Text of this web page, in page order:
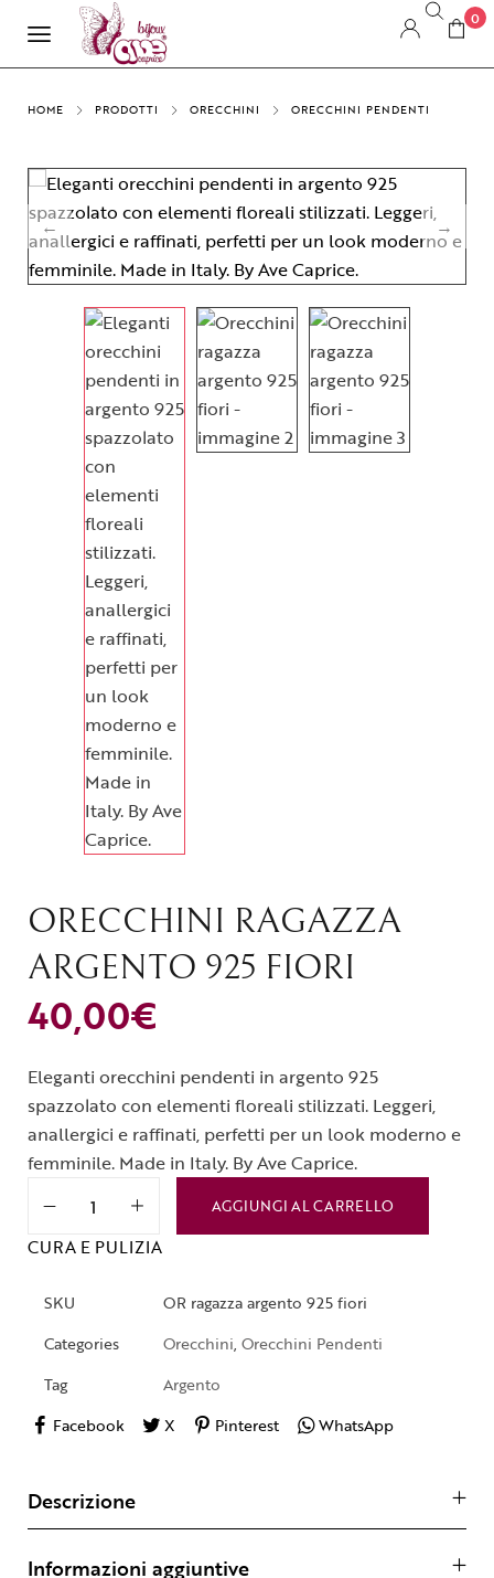
0
HOME PRODOTTI ORECCHINI ORECCHINI PENDENTI
ORECCHINI RAGAZZA
ARGENTO 925 FIORI
40,00€
Eleganti orecchini pendenti in argento 925
spazzolato con elementi floreali stilizzati. Leggeri,
anallergici e raffinati, perfetti per un look moderno e
femminile. Made in Italy. By Ave Caprice.
AGGIUNGI AL CARRELLO
CURA E PULIZIA
SKU
OR ragazza argento 925 fiori
Categories
Orecchini, Orecchini Pendenti
Tag
Argento
Facebook
X Pinterest WhatsApp
Descrizione
Informazioni aggiuntive